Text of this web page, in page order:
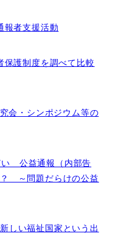
報者支援活動
護制度を調べて比較
会・シンポジウム等の
い 公益通報（内部告
～問題だらけの公益
しい福祉国家という出